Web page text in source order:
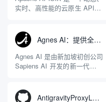
实时、高性能的云原生 API 网
LuaJIT 构建，并在 2019 年作
为顶级开源项目捐赠给
Apache 软件基金会。APISIX
彻底摒...
Agnes AI：提供全模态模型免费API、支持图文视频生成与复杂工程执行的智能体平台
Agnes AI 是由新加坡初创公司
Sapiens AI 开发的新一代多模
限制，提供集文本、图像、视
AntigravityProxyLauncher：免TUN全局代理使用Antigravity IDE